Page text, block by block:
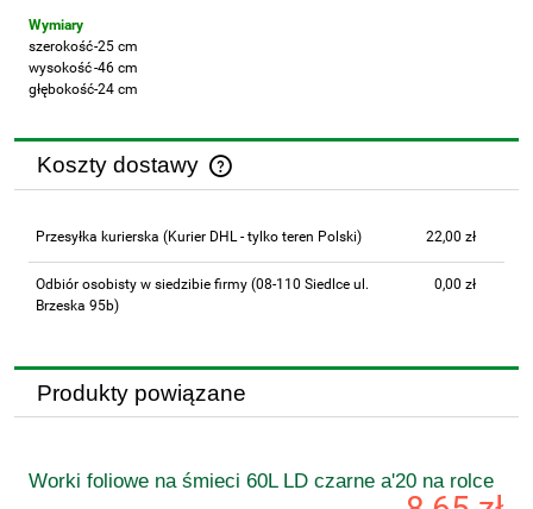
Wymiary
szerokość-25 cm
wysokość-46 cm
głębokość-24 cm
Koszty dostawy
Cena nie zawiera ewentualnych kosztów płatności
Przesyłka kurierska (Kurier DHL - tylko teren Polski) 22,00 zł
Odbiór osobisty w siedzibie firmy (08-110 Siedlce ul.
Brzeska 95b)
0,00 zł
Produkty powiązane
Worki foliowe na śmieci 60L LD czarne a'20 na rolce